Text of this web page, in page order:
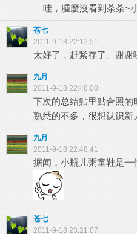
哇，腫麼沒看到荼荼~
苍七
2011-9-18 22:12:51
太好了，赶紧存了。谢谢
九月
2011-9-18 22:48:00
下次的总结贴里贴合照的
熟悉的不多，很想认识新
九月
2011-9-18 22:48:41
据闻，小瓶儿粥童鞋是一
苍七
2011-9-18 23:21:07